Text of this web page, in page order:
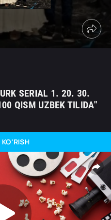
SERIAL 1. 20. 30.
QISM UZBEK TILIDA"
KO'RISH